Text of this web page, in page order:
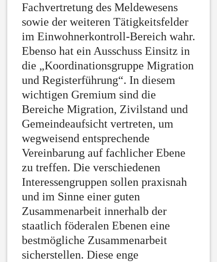
Fachvertretung des Meldewesens
sowie der weiteren Tätigkeitsfelder
im Einwohnerkontroll-Bereich wahr.
Ebenso hat ein Ausschuss Einsitz in
die „Koordinationsgruppe Migration
und Registerführung“. In diesem
wichtigen Gremium sind die
Bereiche Migration, Zivilstand und
Gemeindeaufsicht vertreten, um
wegweisend entsprechende
Vereinbarung auf fachlicher Ebene
zu treffen. Die verschiedenen
Interessengruppen sollen praxisnah
und im Sinne einer guten
Zusammenarbeit innerhalb der
staatlich föderalen Ebenen eine
bestmögliche Zusammenarbeit
sicherstellen. Diese enge